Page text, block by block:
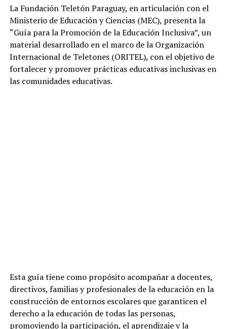
La Fundación Teletón Paraguay, en articulación con el
Ministerio de Educación y Ciencias (MEC), presenta la
“Guía para la Promoción de la Educación Inclusiva”, un
material desarrollado en el marco de la Organización
Internacional de Teletones (ORITEL), con el objetivo de
fortalecer y promover prácticas educativas inclusivas en
las comunidades educativas.
Esta guía tiene como propósito acompañar a docentes,
directivos, familias y profesionales de la educación en la
construcción de entornos escolares que garanticen el
derecho a la educación de todas las personas,
promoviendo la participación, el aprendizaje y la